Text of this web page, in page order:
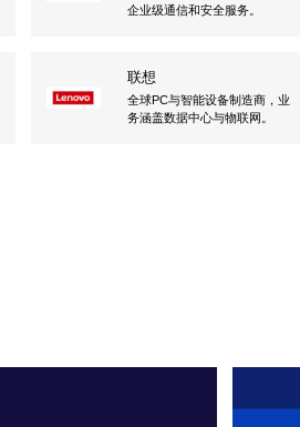
企业级通信和安全服务。
联想
全球PC与智能设备制造商，业
务涵盖数据中心与物联网。